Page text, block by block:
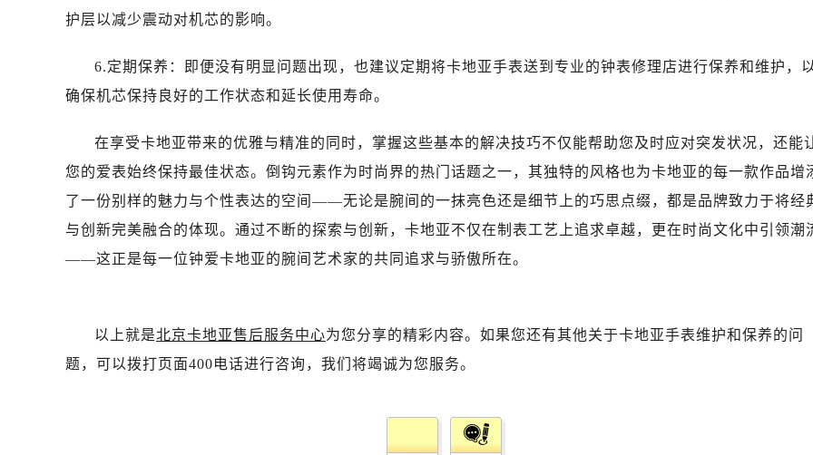
护层以减少震动对机芯的影响。
6.定期保养：即便没有明显问题出现，也建议定期将卡地亚手表送到专业的钟表修理店进行保养和维护，以
确保机芯保持良好的工作状态和延长使用寿命。
在享受卡地亚带来的优雅与精准的同时，掌握这些基本的解决技巧不仅能帮助您及时应对突发状况，还能
您的爱表始终保持最佳状态。倒钩元素作为时尚界的热门话题之一，其独特的风格也为卡地亚的每一款作品增
了一份别样的魅力与个性表达的空间——无论是腕间的一抹亮色还是细节上的巧思点缀，都是品牌致力于将经
与创新完美融合的体现。通过不断的探索与创新，卡地亚不仅在制表工艺上追求卓越，更在时尚文化中引领潮
——这正是每一位钟爱卡地亚的腕间艺术家的共同追求与骄傲所在。
以上就是北京卡地亚售后服务中心为您分享的精彩内容。如果您还有其他关于卡地亚手表维护和保养的问
题，可以拨打页面400电话进行咨询，我们将竭诚为您服务。